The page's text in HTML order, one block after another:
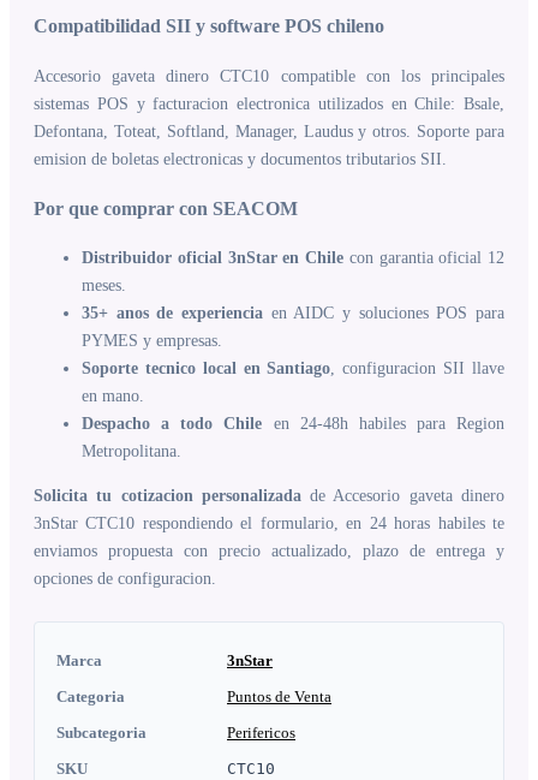
Compatibilidad SII y software POS chileno
Accesorio gaveta dinero CTC10 compatible con los principales
sistemas POS y facturacion electronica utilizados en Chile: Bsale,
Defontana, Toteat, Softland, Manager, Laudus y otros. Soporte para
emision de boletas electronicas y documentos tributarios SII.
Por que comprar con SEACOM
Distribuidor oficial 3nStar en Chile con garantia oficial 12
meses.
35+ anos de experiencia en AIDC y soluciones POS para
PYMES y empresas.
Soporte tecnico local en Santiago, configuracion SII llave
en mano.
Despacho a todo Chile en 24-48h habiles para Region
Metropolitana.
Solicita tu cotizacion personalizadade Accesorio gaveta dinero
3nStar CTC10 respondiendo el formulario, en 24 horas habiles te
enviamos propuesta con precio actualizado, plazo de entrega y
opciones de configuracion.
Marca
3nStar
Categoria
Puntos de Venta
Subcategoria
Perifericos
SKU
CTC10